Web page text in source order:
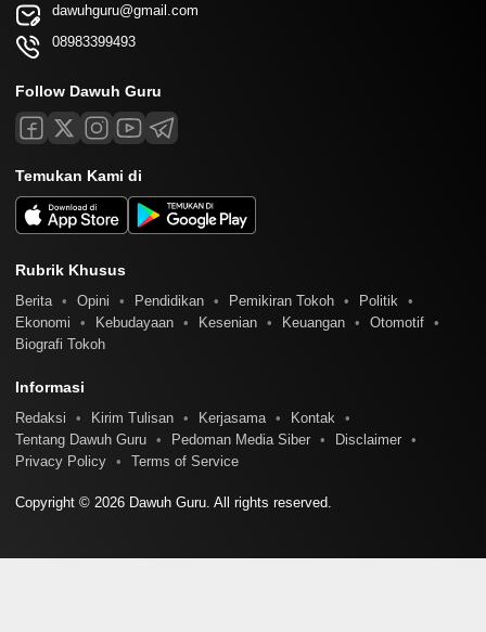
dawuhguru@gmail.com
08983399493
Follow Dawuh Guru
Temukan Kami di
Rubrik Khusus
Berita Opini Pendidikan Pemikiran Tokoh
Politik
Ekonomi
Kebudayaan Kesenian Keuangan
Otomotif
Biografi Tokoh
Informasi
Redaksi Kirim Tulisan Kerjasama
Kontak
Tentang Dawuh Guru
Pedoman Media Siber
Disclaimer
Privacy Policy
Terms of Service
Copyright © 2026 Dawuh Guru. All rights reserved.